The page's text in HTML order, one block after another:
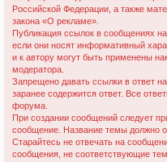
и
Российской Федерации, а также
закона «О рекламе».
Публикация ссылок в сообщениях
если они носят информативный
и к автору могут быть применены
модератора.
Запрещено давать ссылки в ответ
заранее содержится ответ. Все
форума.
При создании сообщений следует
сообщение. Название темы должно
Старайтесь не отвечать на
сообщения, не соответствующие